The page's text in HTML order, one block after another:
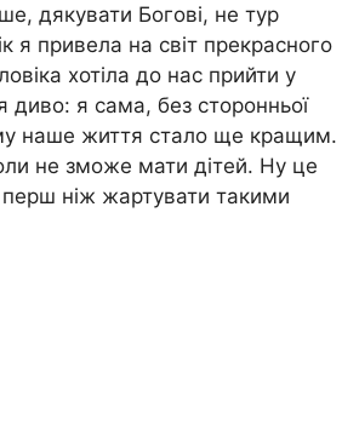
дякувати Богові, не тур
я привела на світ прекрасного
хотіла до нас прийти у
диво: я сама, без сторонньої
наше життя стало ще кращим.
не зможе мати дітей. Ну це
ніж жартувати такими